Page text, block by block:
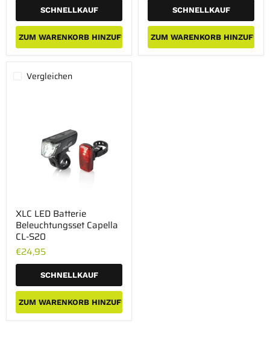
SCHNELLKAUF
ZUM WARENKORB HINZUFÜGEN
SCHNELLKAUF
ZUM WARENKORB
Vergleichen
LED
Batterie
Beleuchtungsset
Capella
CL-
S20
XLC LED Batterie
Beleuchtungsset Capella
CL-S20
€24,95
SCHNELLKAUF
ZUM WARENKORB HINZUFÜGEN